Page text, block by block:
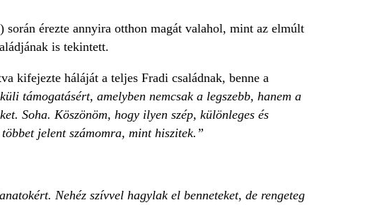
érezte annyira otthon magát valahol, mint az elmúlt
is tekintett.
kifejezte háláját a teljes Fradi családnak, benne a
támogatásért, amelyben nemcsak a legszebb, hanem a
Soha. Köszönöm, hogy ilyen szép, különleges és
jelent számomra, mint hiszitek.”
Nehéz szívvel hagylak el benneteket, de rengeteg